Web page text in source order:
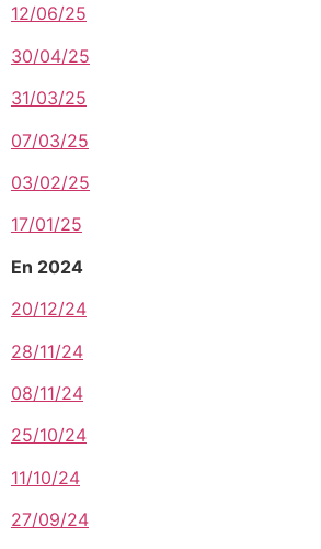
12/06/25
30/04/25
31/03/25
07/03/25
03/02/25
17/01/25
En 2024
20/12/24
28/11/24
08/11/24
25/10/24
11/10/24
27/09/24